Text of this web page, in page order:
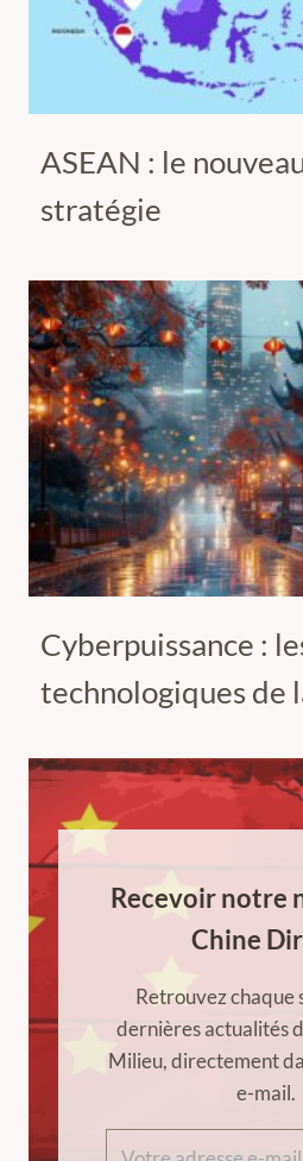
ASEAN : le
stratégie
Cyberpuissance :
technologiques de
Recevoir notre
Chine
Retrouvez chaque
dernières actualités
Milieu, directement
e-mail.